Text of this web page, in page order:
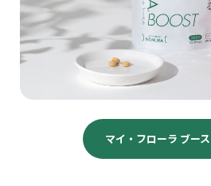
マイ・フローラ ブー